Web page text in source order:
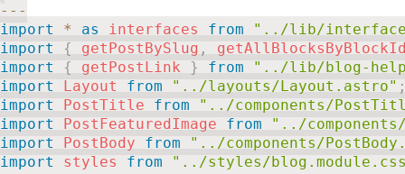
-- -
import
* as interfaces from
"../lib/
import
{ getPostBySlug ,
import
{ getPostLink } from
"../lib/blog-
import
Layout from "../layouts/Layout.astro"
import
PostTitle from
"../components/
import
PostFeaturedImage from
"../
import
PostBody from
"../components/
import
styles from "../styles/